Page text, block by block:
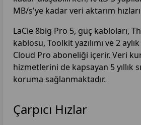
MB/s'ye kadar veri aktarım
LaCie 8big Pro 5, güç kabloları,
kablosu, Toolkit yazılımı ve 2
Cloud Pro aboneliği içerir. Veri
hizmetlerini de kapsayan 5 yıllık
koruma sağlanmaktadır.
Çarpıcı Hızlar